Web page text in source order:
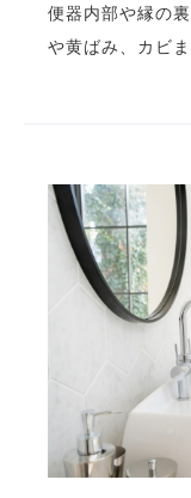
便器内部や縁の
や黄ばみ、カビ